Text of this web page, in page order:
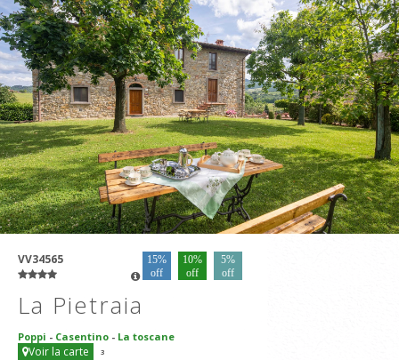
VV34565
15%
off
10%
off
5%
off
La Pietraia
Poppi - Casentino - La toscane
Voir la carte 3